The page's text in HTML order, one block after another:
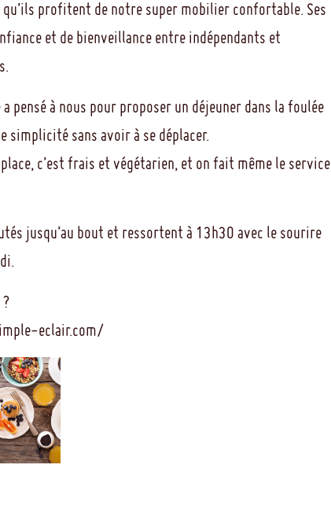
profitent de notre super mobilier confortable. Ses
et de bienveillance entre indépendants et
pensé à nous pour proposer un déjeuner dans la foulée
sans avoir à se déplacer.
c’est frais et végétarien, et on fait même le service
jusqu’au bout et ressortent à 13h30 avec le sourire
eclair.com/